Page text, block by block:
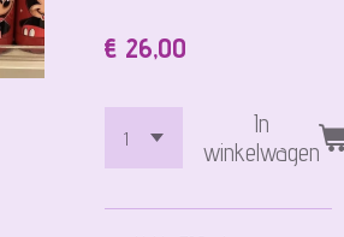
€ 26,00
In
winkelwagen